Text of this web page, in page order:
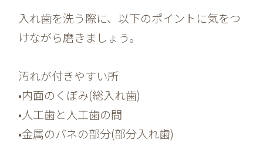
入れ歯を洗う際に、以下のポイントに気をつ
けながら磨きましょう。
汚れが付きやすい所
•内面のくぼみ(総入れ歯)
•人工歯と人工歯の間
•金属のバネの部分(部分入れ歯)